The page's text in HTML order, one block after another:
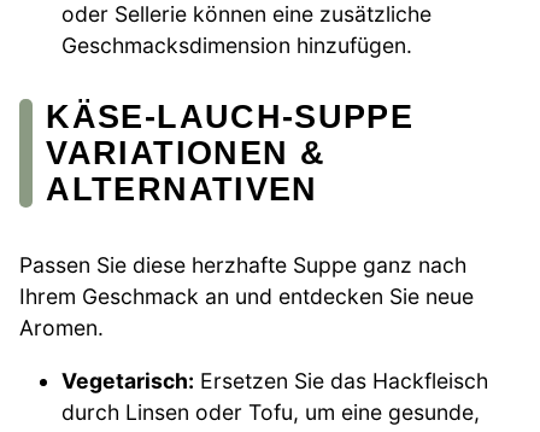
oder Sellerie können eine zusätzliche
Geschmacksdimension hinzufügen.
KÄSE-LAUCH-SUPPE
VARIATIONEN &
ALTERNATIVEN
Passen Sie diese herzhafte Suppe ganz nach
Ihrem Geschmack an und entdecken Sie neue
Aromen.
Vegetarisch: Ersetzen Sie das Hackfleisch
durch Linsen oder Tofu, um eine gesunde,